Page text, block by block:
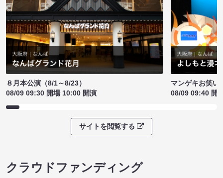
８月本公演（8/1～8/23）
08/09 09:30 開場 10:00 開演
マンゲキお笑い
08/09 09:40 開
サイトを閲覧する
クラウドファンディング